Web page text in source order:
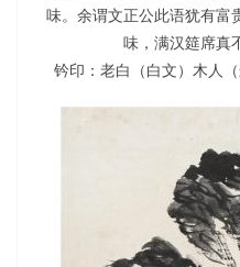
味。余谓文正公此语犹有富
味，满汉筵席真
钤印：老白（白文）木人